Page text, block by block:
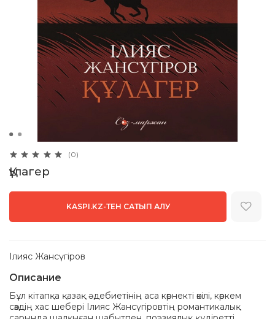
(0)
Құлагер
KASPI.KZ-ТЕН САТЫП АЛУ
Ілияс Жансүгіров
Описание
Бұл кітапқа қазақ әдебиетінің аса көрнекті өкілі, көркем
сөздің хас шебері Ілияс Жансүгіровтің романтикалық